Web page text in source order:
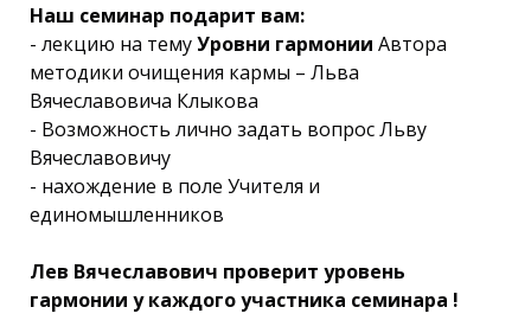
Наш семинар подарит вам:
- лекцию на темуУровни гармонии Автора
методики очищения кармы – Льва
Вячеславовича Клыкова
- Возможность лично задать вопрос Льву
Вячеславовичу
- нахождение в поле Учителя и
единомышленников
Лев Вячеславович проверит уровень
гармонии у каждого участника семинара !